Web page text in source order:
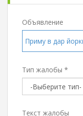
Объявление
Приму в дар
Тип жалобы *
Текст жалобы